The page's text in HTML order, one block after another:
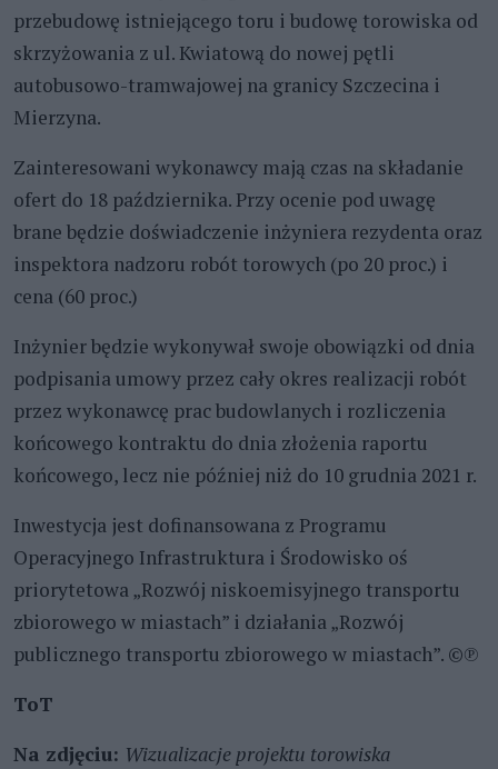
przebudowę istniejącego toru i budowę torowiska od
skrzyżowania z ul. Kwiatową do nowej pętli
autobusowo-tramwajowej na granicy Szczecina i
Mierzyna.
Zainteresowani wykonawcy mają czas na składanie
ofert do 18 października. Przy ocenie pod uwagę
brane będzie doświadczenie inżyniera rezydenta oraz
inspektora nadzoru robót torowych (po 20 proc.) i
cena (60 proc.)
Inżynier będzie wykonywał swoje obowiązki od dnia
podpisania umowy przez cały okres realizacji robót
przez wykonawcę prac budowlanych i rozliczenia
końcowego kontraktu do dnia złożenia raportu
końcowego, lecz nie później niż do 10 grudnia 2021 r.
Inwestycja jest dofinansowana z Programu
Operacyjnego Infrastruktura i Środowisko oś
priorytetowa „Rozwój niskoemisyjnego transportu
zbiorowego w miastach” i działania „Rozwój
publicznego transportu zbiorowego w miastach”. ©℗
ToT
Na zdjęciu: Wizualizacje projektu torowiska